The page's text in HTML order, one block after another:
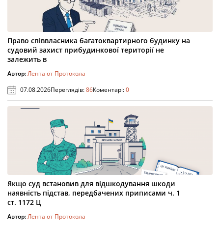
Право співвласника багатоквартирного будинку на
судовий захист прибудинкової території не
залежить в
Автор:Лента от Протокола
07.08.2026Переглядів:86Коментарі:0
Якщо суд встановив для відшкодування шкоди
наявність підстав, передбачених приписами ч. 1
ст. 1172 Ц
Автор:Лента от Протокола